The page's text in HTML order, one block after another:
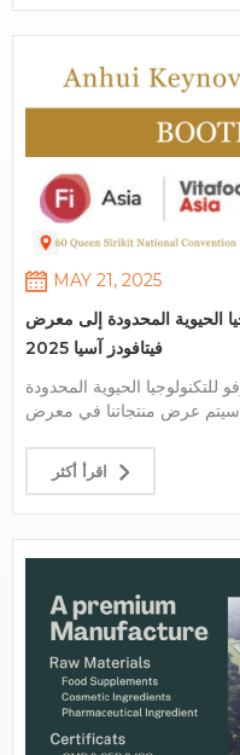
مع الشركاء المحتملين. تفضل
فسيظل فريقنا متاحًا
MAY 21, 2025
الحيوية المحدودة إلى معرض
فيتافودز آسيا 2025
الحيوية المحدودة
سيتم عرض منتجاتنا في معرض Vitafoods Asia 2025 في بانكوك،
الملكة سيريكيت الوطني للمؤتمرات (60 مركز الملكة سيريكيت
الوطني للمؤتمرات، منطقة كلونج توي، بانكوك 10110، تايلاند) رقم
ندعوك لزيارة جناحنا من أجل: 1. استكشف أحدث منتجاتنا وابتكاراتنا 2.
مع فريق خبرائنا. نتطلع إلى
الترحيب بكم في الجناح W38 واستكشاف سبل التعاون لتحقيق النجاح
الاستفسارات، يرجى الاتصال
بنا على
للتكنولوجيا الحيوية المحدودة
اقرأ أكثر